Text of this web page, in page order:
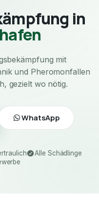
in
mit
und Pheromonfallen
gezielt wo nötig.
WhatsApp
Alle Schädlinge